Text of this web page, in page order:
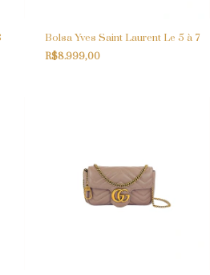
Bolsa Yves Saint Laurent Le 5 à 7
R$8.999,00